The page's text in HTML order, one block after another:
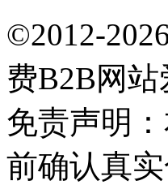
©2012-
费B2B网站
免责声明
前确认真